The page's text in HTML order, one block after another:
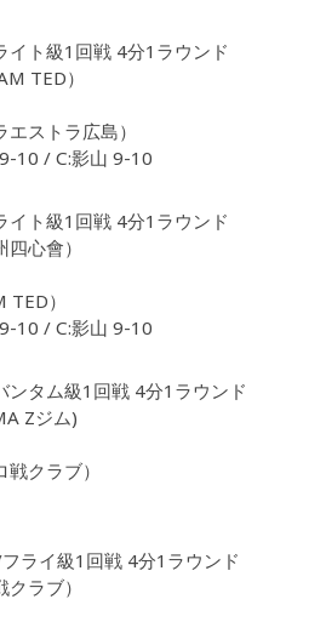
イト級1回戦 4分1ラウンド
TED）
ストラ広島）
10 / C:影山 9-10
イト級1回戦 4分1ラウンド
心會）
）
10 / C:影山 9-10
ンタム級1回戦 4分1ラウンド
Zジム)
クラブ）
ライ級1回戦 4分1ラウンド
ラブ）